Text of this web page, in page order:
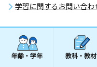
学習に関するお問い合わ
年齢・学年 教科・教材